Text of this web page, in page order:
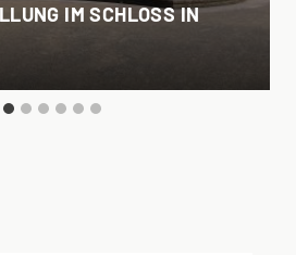
IM SCHLOSS IN